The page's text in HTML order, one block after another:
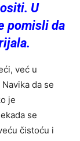
U
pomisli da
već u
da se
je
se
čistoću i